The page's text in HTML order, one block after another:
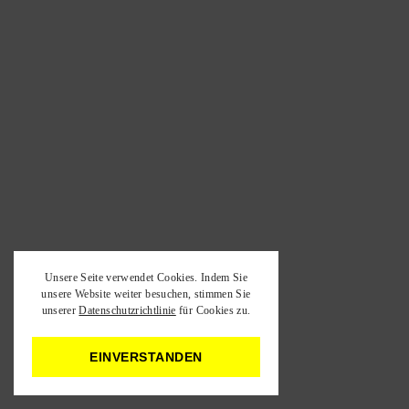
Unsere Seite verwendet Cookies. Indem Sie
unsere Website weiter besuchen, stimmen Sie
unsererDatenschutzrichtlinie für Cookies zu.
EINVERSTANDEN